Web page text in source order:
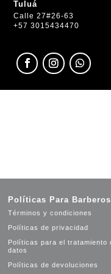
Tuluá
Calle 27#26-63
+57 3015434470
Políticas Para Barberos
Términos y condiciones
Políticas de privacidad
Políticas para el tratamiento
datos
Políticas de devoluciones